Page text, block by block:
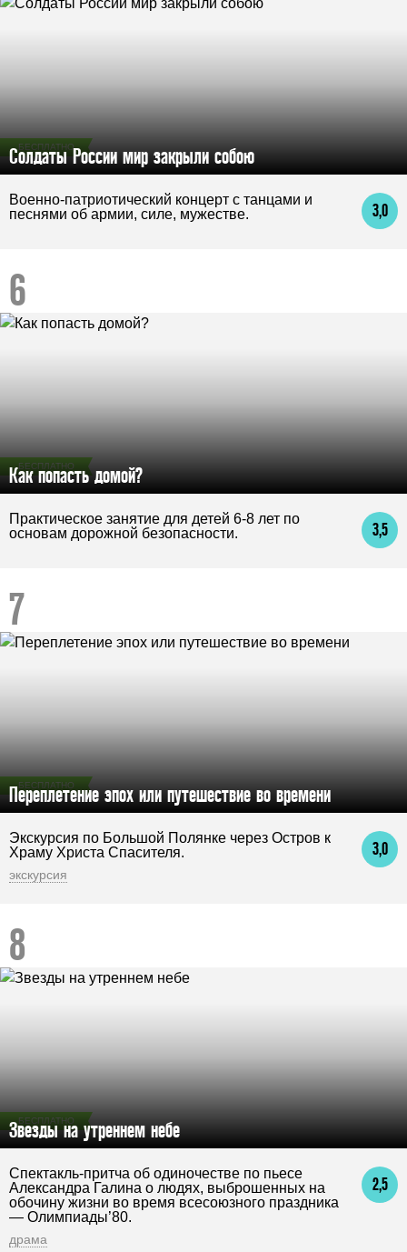
БЕСПЛАТНО
Солдаты России мир закрыли собою
3,0
Военно-патриотический концерт с танцами и
песнями об армии, силе, мужестве.
БЕСПЛАТНО
Как попасть домой?
3,5
Практическое занятие для детей 6-8 лет по
основам дорожной безопасности.
БЕСПЛАТНО
Переплетение эпох или путешествие во времени
3,0
Экскурсия по Большой Полянке через Остров к
Храму Христа Спасителя.
экскурсия
БЕСПЛАТНО
Звезды на утреннем небе
2,5
Спектакль-притча об одиночестве по пьесе
Александра Галина о людях, выброшенных на
обочину жизни во время всесоюзного праздника
— Олимпиады’80.
драма